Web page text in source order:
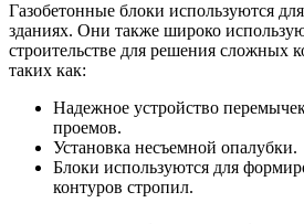
Газобетонные блоки используются
зданиях. Они также широко
строительстве для решения сложных
таких как:
Надежное устройство
проемов.
Установка несъемной опалубки.
Блоки используются для
контуров стропил.